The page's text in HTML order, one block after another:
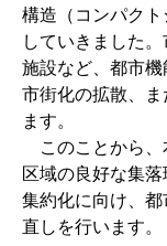
構造（コンパク
していきました
施設など、都市
市街化の拡散、
ます。
このことから、
区域の良好な集
集約化に向け、
直しを行います。